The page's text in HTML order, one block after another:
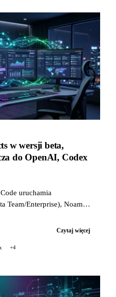
w wersji beta,
do OpenAI, Codex
uruchamia
Team/Enterprise), Noam
automatyzujeCzytaj więcej
+4